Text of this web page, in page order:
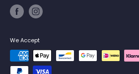
We Accept